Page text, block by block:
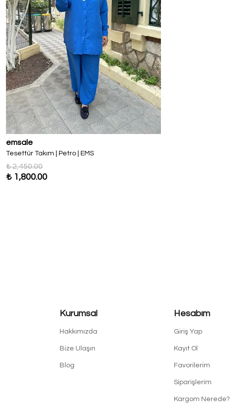
emsale
Tesettür Takım | Petro | EMS
₺ 2,450.00
₺ 1,800.00
Kurumsal
Hakkımızda
Bize Ulaşın
Blog
Hesabım
Giriş Yap
Kayıt Ol
Favorilerim
Siparişlerim
Kargom Nerede?